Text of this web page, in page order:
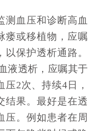
测血压和诊断高血
瘘或移植物，应嘱
保护透析通路。
液透析，应嘱其于
2次、持续4日，
结果。最好是在透
压。例如患者在周